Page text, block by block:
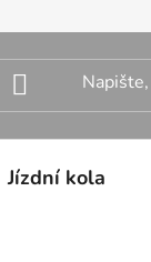
Jízdní kola